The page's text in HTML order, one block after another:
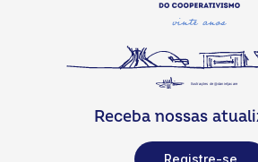
Receba nossas
Registre-se